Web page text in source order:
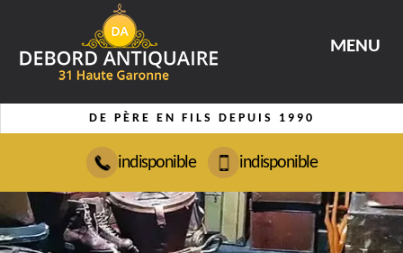
MENU
DE PÈRE EN FILS DEPUIS 1990
indisponible indisponible